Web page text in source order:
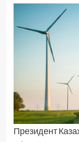
Президент